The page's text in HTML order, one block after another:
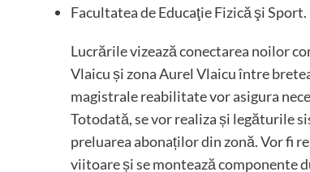
Facultatea de Educaţie Fizică şi Sport.
Lucrările vizează conectarea noilor
Vlaicu și zona Aurel Vlaicu între
magistrale reabilitate vor asigura
Totodată, se vor realiza și legăturile
preluarea abonaților din zonă. Vor fi
viitoare și se montează componente